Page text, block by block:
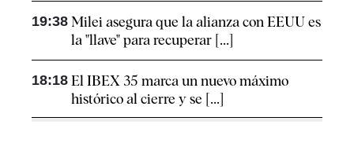
19:38 Milei asegura que la alianza con EEUU es
la "llave" para recuperar [...]
18:18 El IBEX 35 marca un nuevo máximo
histórico al cierre y se [...]